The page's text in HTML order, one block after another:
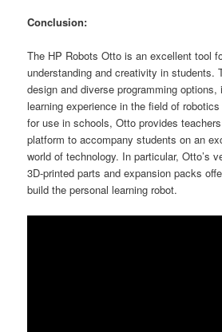
Conclusion:
The HP Robots Otto is an excellent tool
understanding and creativity in students.
design and diverse programming options,
learning experience in the field of
for use in schools, Otto provides
platform to accompany students on an
world of technology. In particular, Otto’s
3D-printed parts and expansion packs
build the personal learning robot.